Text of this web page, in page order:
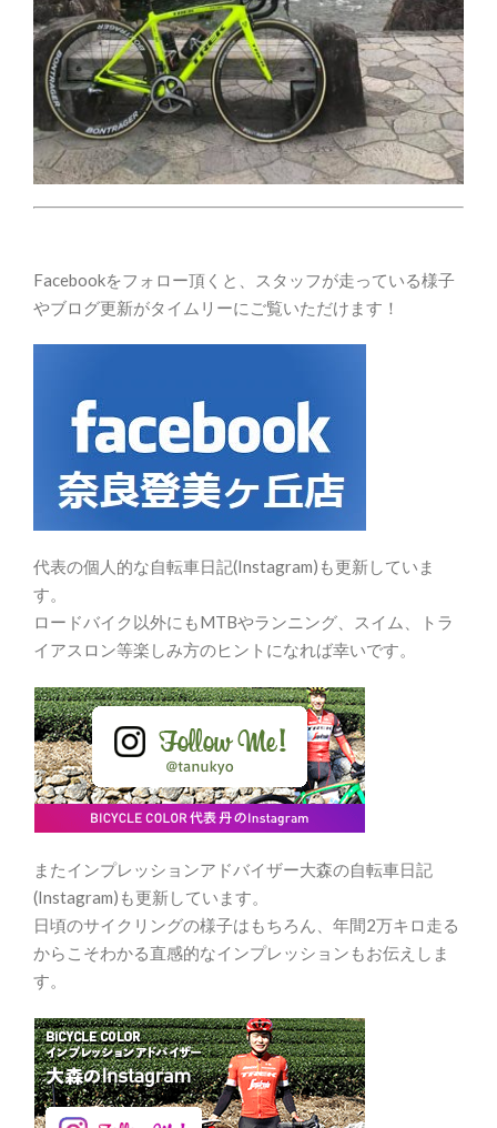
Facebookをフォロー頂くと、スタッフが走っている様子
やブログ更新がタイムリーにご覧いただけます！
代表の個人的な自転車日記(Instagram)も更新していま
す。
ロードバイク以外にもMTBやランニング、スイム、トラ
イアスロン等楽しみ方のヒントになれば幸いです。
またインプレッションアドバイザー大森の自転車日記
(Instagram)も更新しています。
日頃のサイクリングの様子はもちろん、年間2万キロ走る
からこそわかる直感的なインプレッションもお伝えしま
す。